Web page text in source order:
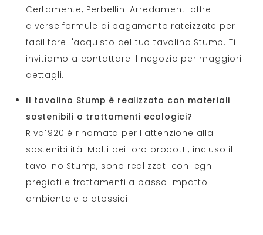
Certamente, Perbellini Arredamenti offre
diverse formule di pagamento rateizzate per
facilitare l'acquisto del tuo tavolino Stump. Ti
invitiamo a contattare il negozio per maggiori
dettagli.
Il tavolino Stump è realizzato con materiali
sostenibili o trattamenti ecologici?
Riva1920 è rinomata per l'attenzione alla
sostenibilità. Molti dei loro prodotti, incluso il
tavolino Stump, sono realizzati con legni
pregiati e trattamenti a basso impatto
ambientale o atossici.